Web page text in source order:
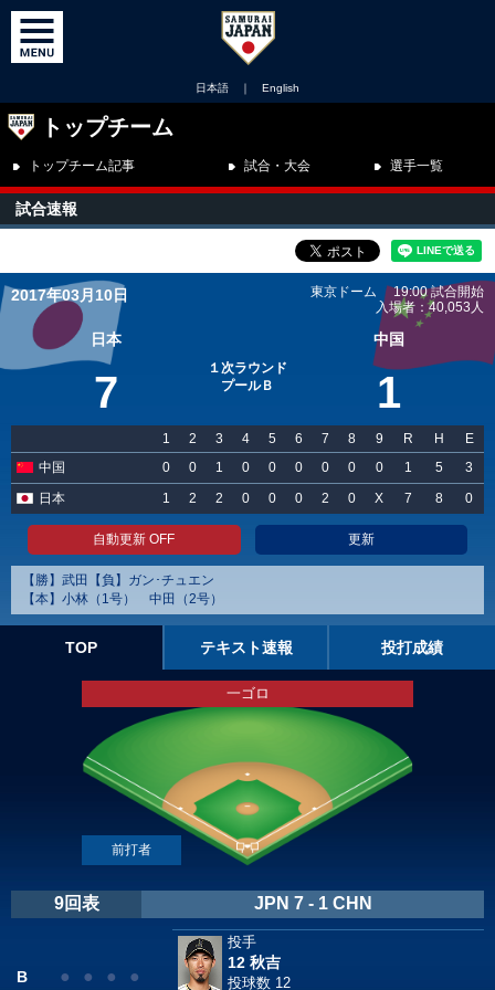
日本語 ｜ English
トップチーム
トップチーム記事 試合・大会 選手一覧
試合速報
2017年03月10日
東京ドーム 19:00 試合開始
入場者：40,053人
日本
7
１次ラウンド
プールＢ
中国
1
1 2 3 4 5 6 7 8 9 R H
E
中国
0 0 1 0 0 0 0 0 0 1 5
3
日本
1 2 2 0 0 0 2 0 X 7 8 0
自動更新 OFF 更新
【勝】武田【負】ガン･チュエン
【本】小林（1号） 中田（2号）
TOP テキスト速報 投打成績